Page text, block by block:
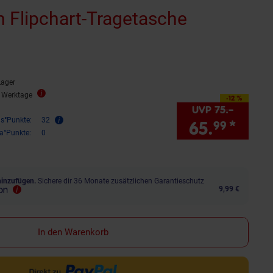
Flipchart-Tragetasche
Werktage
32
0
-12 %
Sie Sparen 12 Prozent,
UVP 75.–
65.99 *
Sichere dir 36 Monate zusätzlichen Garantieschutz
9,99 €
In den Warenkorb